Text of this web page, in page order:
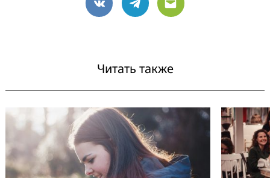
VK Telegram
Email
Читать также